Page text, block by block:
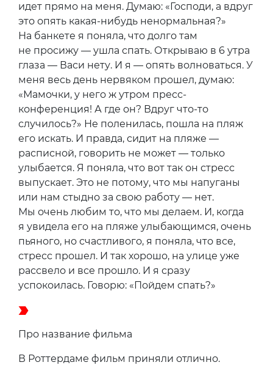
идет прямо на меня. Думаю: «Господи, а вдруг
это опять какая-нибудь ненормальная?»
На банкете я поняла, что долго там
не просижу — ушла спать. Открываю в 6 утра
глаза — Васи нету. И я — опять волноваться. У
меня весь день нервяком прошел, думаю:
«Мамочки, у него ж утром пресс-
конференция! А где он? Вдруг что-то
случилось?» Не поленилась, пошла на пляж
его искать. И правда, сидит на пляже —
расписной, говорить не может — только
улыбается. Я поняла, что вот так он стресс
выпускает. Это не потому, что мы напуганы
или нам стыдно за свою работу — нет.
Мы очень любим то, что мы делаем. И, когда
я увидела его на пляже улыбающимся, очень
пьяного, но счастливого, я поняла, что все,
стресс прошел. И так хорошо, на улице уже
рассвело и все прошло. И я сразу
успокоилась. Говорю: «Пойдем спать?»
Про название фильма
В Роттердаме фильм приняли отлично.